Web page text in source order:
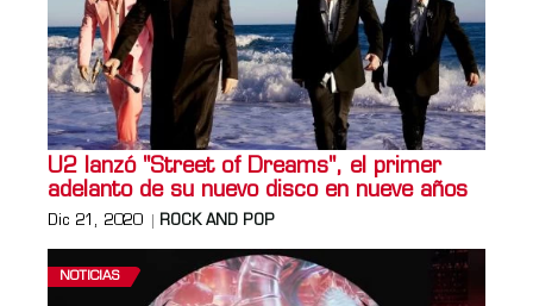
U2 lanzó "Street of Dreams", el primer
adelanto de su nuevo disco en nueve años
Dic 21, 2020 ROCK AND POP
NOTICIAS